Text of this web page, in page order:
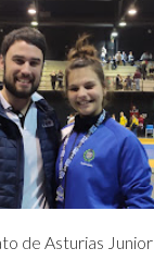
de Asturias Junior